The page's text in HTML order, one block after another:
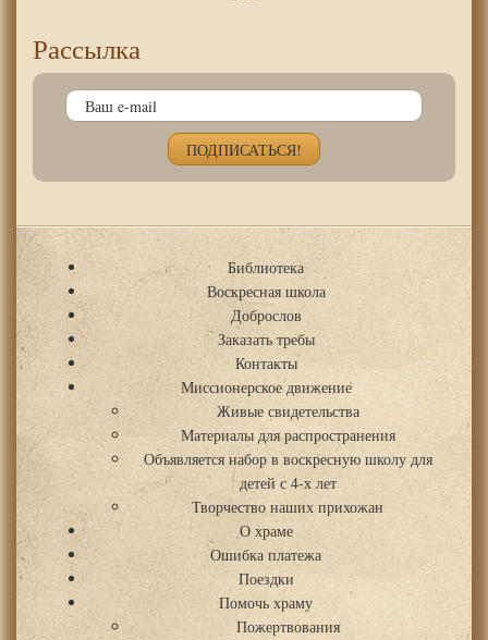
Рассылка
Библиотека
Воскресная школа
Доброслов
Заказать требы
Контакты
Миссионерское движение
Живые свидетельства
Материалы для распространения
Объявляется набор в воскресную школу для
детей с 4-х лет
Творчество наших прихожан
О храме
Ошибка платежа
Поездки
Помочь храму
Пожертвования